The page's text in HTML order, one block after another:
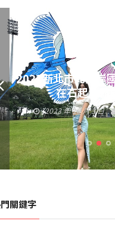
黃偉哲發放武聖夜
券 呼籲做好登
2023 年 9 月 23 日
關鍵字